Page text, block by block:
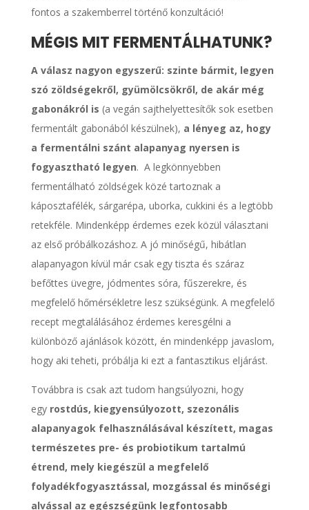
fontos a szakemberrel történő konzultáció!
MÉGIS MIT FERMENTÁLHATUNK?
A válasz nagyon egyszerű: szinte bármit, legyen
szó zöldségekről, gyümölcsökről, de akár még
gabonákról is (a vegán sajthelyettesítők sok esetben
fermentált gabonából készülnek), a lényeg az, hogy
a fermentálni szánt alapanyag nyersen is
fogyasztható legyen. A legkönnyebben
fermentálható zöldségek közé tartoznak a
káposztafélék, sárgarépa, uborka, cukkini és a legtöbb
retekféle. Mindenképp érdemes ezek közül választani
az első próbálkozáshoz. A jó minőségű, hibátlan
alapanyagon kívül már csak egy tiszta és száraz
befőttes üvegre, jódmentes sóra, fűszerekre, és
megfelelő hőmérsékletre lesz szükségünk. A megfelelő
recept megtalálásához érdemes keresgélni a
különböző ajánlások között, én mindenképp javaslom,
hogy aki teheti, próbálja ki ezt a fantasztikus eljárást.
Továbbra is csak azt tudom hangsúlyozni, hogy
egy rostdús, kiegyensúlyozott, szezonális
alapanyagok felhasználásával készített, magas
természetes pre- és probiotikum tartalmú
étrend, mely kiegészül a megfelelő
folyadékfogyasztással, mozgással és minőségi
alvással az egészségünk legfontosabb